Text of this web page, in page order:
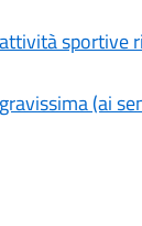
sportive
(ai